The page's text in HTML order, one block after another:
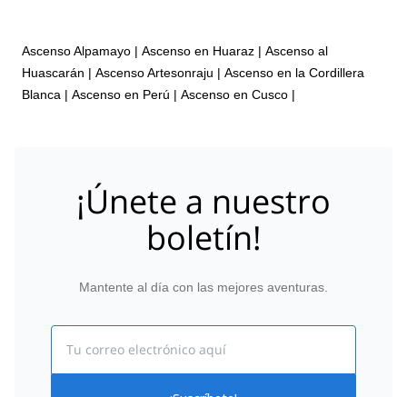
Ascenso Alpamayo | Ascenso en Huaraz | Ascenso al
Huascarán | Ascenso Artesonraju | Ascenso en la Cordillera
Blanca | Ascenso en Perú | Ascenso en Cusco |
¡Únete a nuestro
boletín!
Mantente al día con las mejores aventuras.